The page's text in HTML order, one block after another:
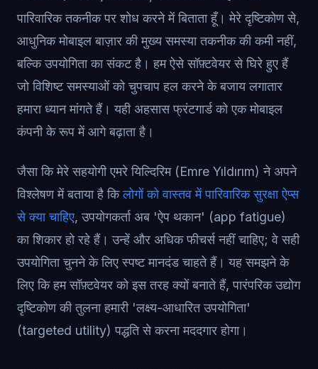
पारिवारिक तकनीक पर शोध करने में बिताता हूँ। मेरे दृष्टिकोण से,
आधुनिक मोबाइल बाज़ार की मुख्य समस्या तकनीक की कमी नहीं,
बल्कि उपयोगिता का संकट है। हम ऐसे सॉफ़्टवेयर से घिरे हुए हैं
जो विशिष्ट समस्याओं को चुपचाप हल करने के बजाय लगातार
हमारा ध्यान मांगते हैं। यही अहसास फ्रंटगार्ड को एक मोबाइल
कंपनी के रूप में आगे बढ़ाता है।
जैसा कि मेरे सहयोगी एमरे यिल्दिरिम (Emre Yıldırım) ने अपने
विश्लेषण में बताया है किलोगों को वास्तव में पारिवारिक सुरक्षा ऐप्स
से क्या चाहिए, उपयोगकर्ता अब 'ऐप थकान' (app fatigue)
का शिकार हो रहे हैं। उन्हें और अधिक फीचर्स नहीं चाहिए; वे सही
उपयोगिता चुनने के लिए स्पष्ट मानदंड चाहते हैं। यह समझने के
लिए कि हम सॉफ़्टवेयर को इस तरह क्यों बनाते हैं, पारंपरिक उद्योग
दृष्टिकोण की तुलना हमारी 'लक्ष्य-आधारित उपयोगिता'
(targeted utility) पद्धति से करना मददगार होगा।